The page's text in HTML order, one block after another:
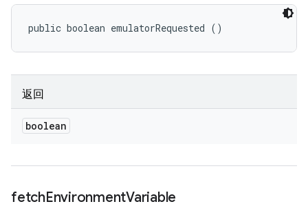
public boolean emulatorRequested ()
返回
boolean
fetchEnvironmentVariable